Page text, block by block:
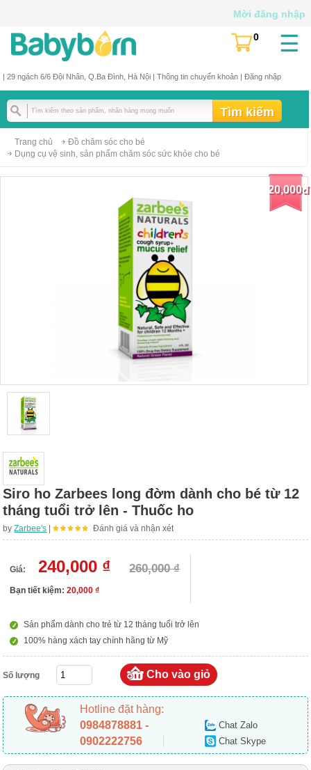
| 29 ngách 6/6 Đội Nhân, Q.Ba Đình, Hà Nội | Thông tin chuyển khoản| Đăng nhập
☰
(
0
Mời đăng nhập
Trang chủ
Đồ chăm sóc cho bé
Dụng cụ vệ sinh, sản phẩm chăm sóc sức khỏe cho bé
20,000đ
Siro ho Zarbees long đờm dành cho bé từ 12
tháng tuổi trở lên - Thuốc ho
byZarbee's | Đánh giá và nhận xét
Giá: 240,000 ₫ 260,000 ₫
Bạn tiết kiệm:20,000 ₫
Sản phẩm dành cho trẻ từ 12 tháng tuổi trở lên
100% hàng xách tay chính hãng từ Mỹ
Số lượng
Hotline đặt hàng:
0984878881 -
0902222756
Chat Zalo
Chat Skype